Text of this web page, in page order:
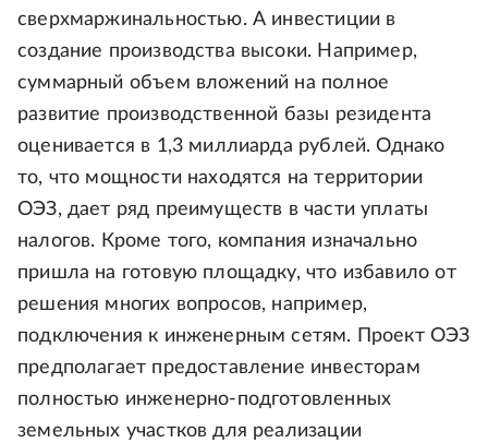
сверхмаржинальностью. А инвестиции в
создание производства высоки. Например,
суммарный объем вложений на полное
развитие производственной базы резидента
оценивается в 1,3 миллиарда рублей. Однако
то, что мощности находятся на территории
ОЭЗ, дает ряд преимуществ в части уплаты
налогов. Кроме того, компания изначально
пришла на готовую площадку, что избавило от
решения многих вопросов, например,
подключения к инженерным сетям. Проект ОЭЗ
предполагает предоставление инвесторам
полностью инженерно-подготовленных
земельных участков для реализации